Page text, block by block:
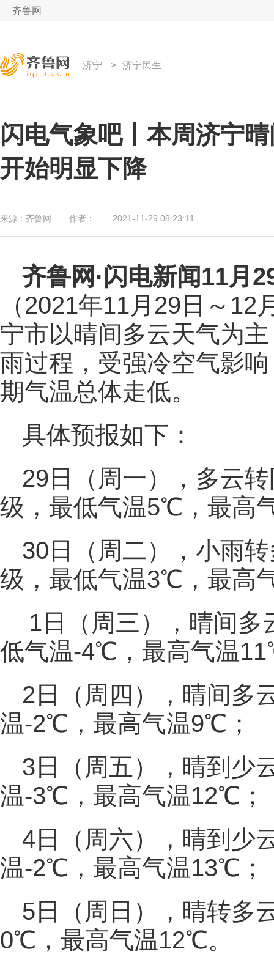
齐鲁网
济宁 > 济宁民生
闪电气象吧丨本周济宁
开始明显下降
来源： 齐鲁网 作者： 2021-11-29 08:23:11
齐鲁网 ·闪电新闻11月
（2021年11月29日～
宁市以晴间多云天气为
雨过程，受强冷空气影
期气温总体走低。
具体预报如下：
29日（周一），多云
级，最低气温5℃，最高
30日（周二），小雨
级，最低气温3℃，最高
1日（周三），晴间多
低气温-4℃，最高气温
2日（周四），晴间多
温-2℃，最高气温9℃；
3日（周五），晴到少
温-3℃，最高气温12℃；
4日（周六），晴到少
温-2℃，最高气温13℃；
5日（周日），晴转多
0℃，最高气温12℃。